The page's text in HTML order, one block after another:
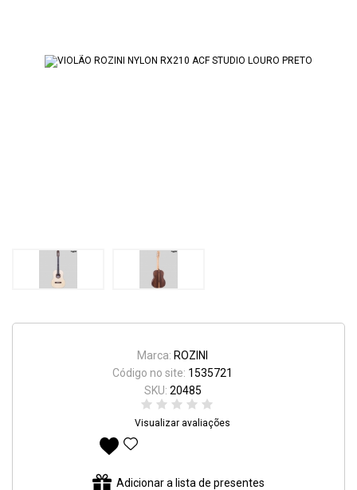
Marca: ROZINI
Código no site: 1535721
SKU: 20485
Visualizar avaliações
Adicionar a lista de presentes